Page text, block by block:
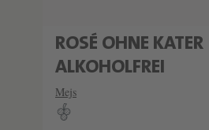
ROSÉ OHNE KATER
ALKOHOLFREI
Mejs